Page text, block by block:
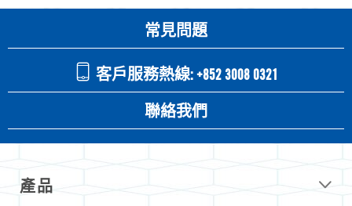
常見問題
客戶服務熱線: +852 3008 0321
聯絡我們
產品